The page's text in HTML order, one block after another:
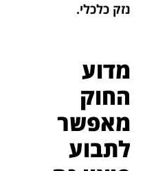
נזק כלכלי.
מדוע
החוק
מאפשר
לתבוע